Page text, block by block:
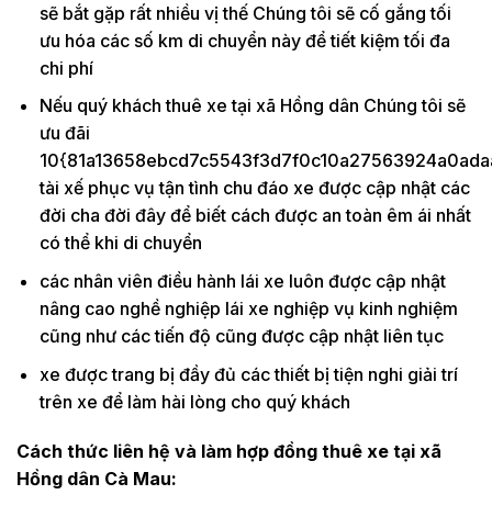
sẽ bắt gặp rất nhiều vị thế Chúng tôi sẽ cố gắng tối
ưu hóa các số km di chuyển này để tiết kiệm tối đa
chi phí
Nếu quý khách thuê xe tại xã Hồng dân Chúng tôi sẽ
ưu đãi
tài xế phục vụ tận tình chu đáo xe được cập nhật các
đời cha đời đây để biết cách được an toàn êm ái nhất
có thể khi di chuyển
các nhân viên điều hành lái xe luôn được cập nhật
nâng cao nghề nghiệp lái xe nghiệp vụ kinh nghiệm
cũng như các tiến độ cũng được cập nhật liên tục
xe được trang bị đầy đủ các thiết bị tiện nghi giải trí
trên xe để làm hài lòng cho quý khách
Cách thức liên hệ và làm hợp đồng thuê xe tại xã
Hồng dân Cà Mau: